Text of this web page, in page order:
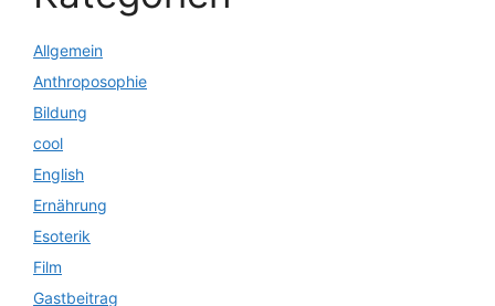
Allgemein
Anthroposophie
Bildung
cool
English
Ernährung
Esoterik
Film
Gastbeitrag